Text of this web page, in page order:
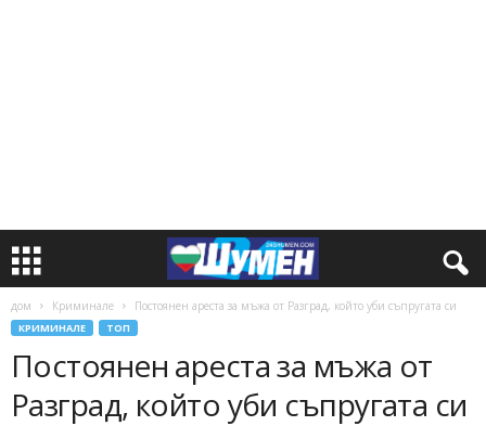
дом Криминале Постоянен ареста за мъжа от Разград, който уби съпругата си
КРИМИНАЛЕ ТОП
Постоянен ареста за мъжа от
Разград, който уби съпругата си